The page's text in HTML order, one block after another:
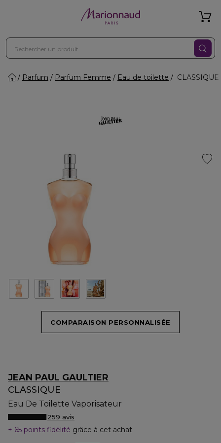
Parfum Parfum Femme Eau de toilette
COMPARAISON PERSONNALISÉE
JEAN PAUL GAULTIER
CLASSIQUE
Eau De Toilette Vaporisateur
259 avis
65 points fidélité grâce à cet achat